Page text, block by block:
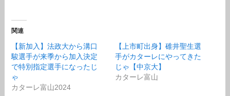
関連
【新加入】法政大から溝口
駿選手が来季から加入決定
で特別指定選手になったじ
ゃ
カターレ富山2024
【上市町出身】碓井聖生選
手がカターレにやってきた
じゃ【中京大】
カターレ富山